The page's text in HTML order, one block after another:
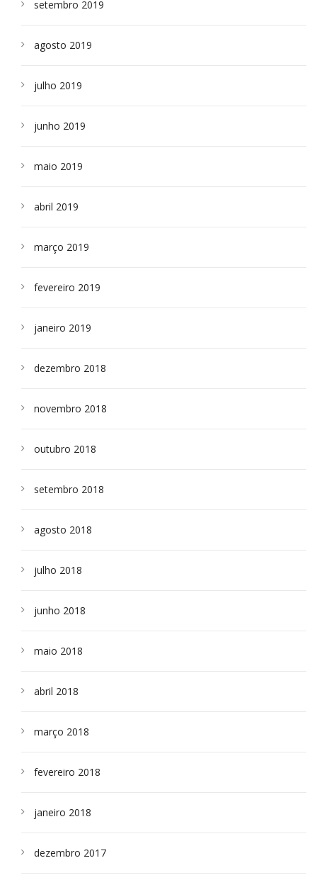
setembro 2019
agosto 2019
julho 2019
junho 2019
maio 2019
abril 2019
março 2019
fevereiro 2019
janeiro 2019
dezembro 2018
novembro 2018
outubro 2018
setembro 2018
agosto 2018
julho 2018
junho 2018
maio 2018
abril 2018
março 2018
fevereiro 2018
janeiro 2018
dezembro 2017